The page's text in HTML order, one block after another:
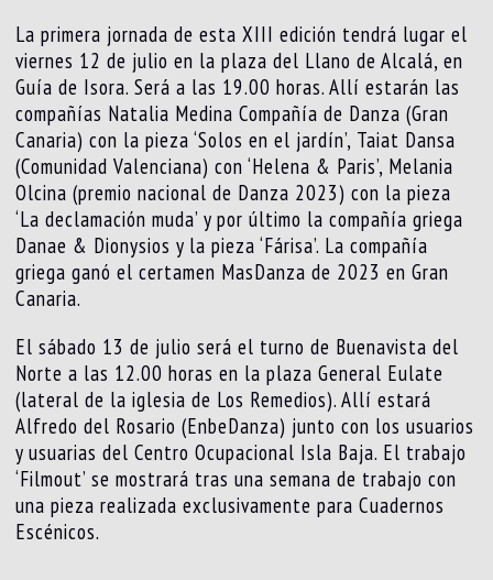
La primera jornada de esta XIII edición tendrá lugar el
viernes 12 de julio en la plaza del Llano de Alcalá, en
Guía de Isora. Será a las 19.00 horas. Allí estarán las
compañías Natalia Medina Compañía de Danza (Gran
Canaria) con la pieza ‘Solos en el jardín’, Taiat Dansa
(Comunidad Valenciana) con ‘Helena & Paris’, Melania
Olcina (premio nacional de Danza 2023) con la pieza
‘La declamación muda’ y por último la compañía griega
Danae & Dionysios y la pieza ‘Fárisa’. La compañía
griega ganó el certamen MasDanza de 2023 en Gran
Canaria.
El sábado 13 de julio será el turno de Buenavista del
Norte a las 12.00 horas en la plaza General Eulate
(lateral de la iglesia de Los Remedios). Allí estará
Alfredo del Rosario (EnbeDanza) junto con los usuarios
y usuarias del Centro Ocupacional Isla Baja. El trabajo
‘Filmout’ se mostrará tras una semana de trabajo con
una pieza realizada exclusivamente para Cuadernos
Escénicos.